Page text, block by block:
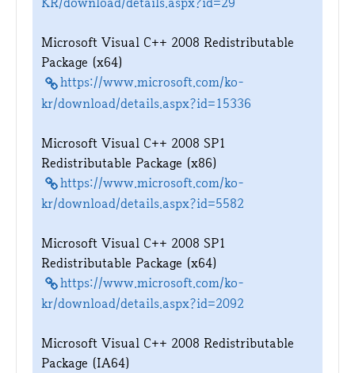
Microsoft Visual C++ 2008 Redistributable
Package (x64)
https://www.microsoft.com/ko-
kr/download/details.aspx?id=15336
Microsoft Visual C++ 2008 SP1
Redistributable Package (x86)
https://www.microsoft.com/ko-
kr/download/details.aspx?id=5582
Microsoft Visual C++ 2008 SP1
Redistributable Package (x64)
https://www.microsoft.com/ko-
kr/download/details.aspx?id=2092
Microsoft Visual C++ 2008 Redistributable
Package (IA64)